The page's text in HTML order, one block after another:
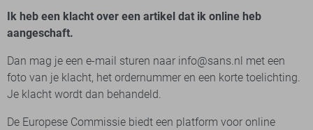
Ik heb een klacht over een artikel dat ik online heb
aangeschaft.
Dan mag je een e-mail sturen naar info@sans.nl met een
foto van je klacht, het ordernummer en een korte toelichting.
Je klacht wordt dan behandeld.
De Europese Commissie biedt een platform voor online